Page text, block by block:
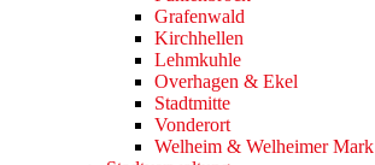
Grafenwald
Kirchhellen
Lehmkuhle
Overhagen & Ekel
Stadtmitte
Vonderort
Welheim & Welheimer Mark